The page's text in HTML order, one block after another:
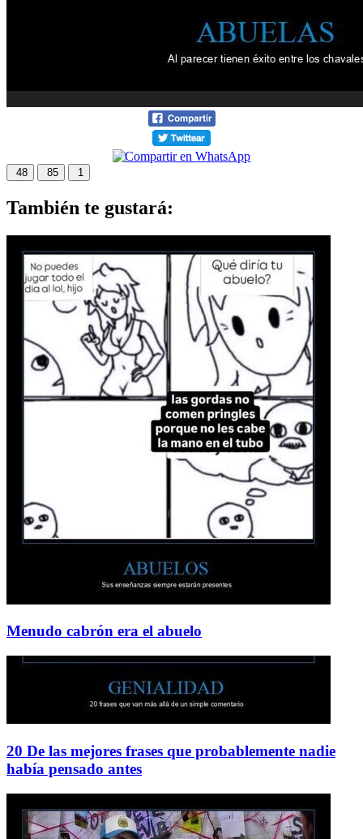
48 85 1
También te gustará:
Menudo cabrón era el abuelo
20 De las mejores frases que probablemente nadie
había pensado antes